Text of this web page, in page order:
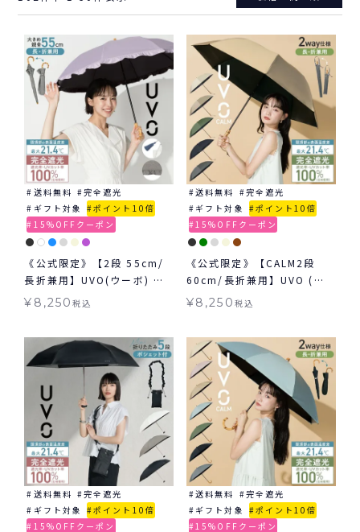
送料無料
完全遮光
ギフト対象
ポイント10倍
15%OFFクーポン
《公式限定》【2段 55cm/
長折兼用】UVO(ウーボ) 最
強の日傘 2way 折りたたみ
¥ 8,250税込
送料無料
完全遮光
ギフト対象
ポイント10倍
15%OFFクーポン
《公式限定》【CALM2段
60cm/長折兼用】UVO (ウ
ーボ) 最強の日傘 無地 ミニ
¥8,250 税込
送料無料
完全遮光
ギフト対象
ポイント10倍
15%OFFクーポン
送料無料
完全遮光
ギフト対象
ポイント10倍
15%OFFクーポン